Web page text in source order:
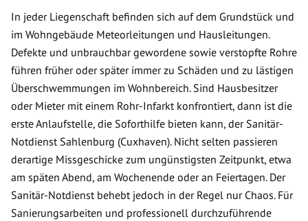
In jeder Liegenschaft befinden sich auf dem Grundstück und
im Wohngebäude Meteorleitungen und Hausleitungen.
Defekte und unbrauchbar gewordene sowie verstopfte Rohre
führen früher oder später immer zu Schäden und zu lästigen
Überschwemmungen im Wohnbereich. Sind Hausbesitzer
oder Mieter mit einem Rohr-Infarkt konfrontiert, dann ist die
erste Anlaufstelle, die Soforthilfe bieten kann, der Sanitär-
Notdienst Sahlenburg (Cuxhaven). Nicht selten passieren
derartige Missgeschicke zum ungünstigsten Zeitpunkt, etwa
am späten Abend, am Wochenende oder an Feiertagen. Der
Sanitär-Notdienst behebt jedoch in der Regel nur Chaos. Für
Sanierungsarbeiten und professionell durchzuführende